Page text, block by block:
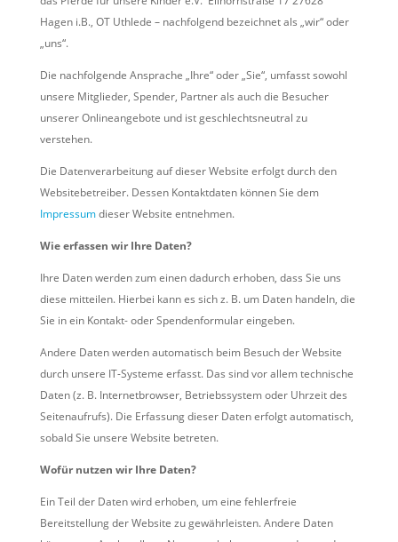
Hagen i.B., OT Uthlede – nachfolgend bezeichnet als „wir“ oder
„uns“.
Die nachfolgende Ansprache „Ihre“ oder „Sie“, umfasst sowohl
unsere Mitglieder, Spender, Partner als auch die Besucher
unserer Onlineangebote und ist geschlechtsneutral zu
verstehen.
Die Datenverarbeitung auf dieser Website erfolgt durch den
Websitebetreiber. Dessen Kontaktdaten können Sie dem
Impressumdieser Website entnehmen.
Wie erfassen wir Ihre Daten?
Ihre Daten werden zum einen dadurch erhoben, dass Sie uns
diese mitteilen. Hierbei kann es sich z. B. um Daten handeln, die
Sie in ein Kontakt- oder Spendenformular eingeben.
Andere Daten werden automatisch beim Besuch der Website
durch unsere IT-Systeme erfasst. Das sind vor allem technische
Daten (z. B. Internetbrowser, Betriebssystem oder Uhrzeit des
Seitenaufrufs). Die Erfassung dieser Daten erfolgt automatisch,
sobald Sie unsere Website betreten.
Wofür nutzen wir Ihre Daten?
Ein Teil der Daten wird erhoben, um eine fehlerfreie
Bereitstellung der Website zu gewährleisten. Andere Daten